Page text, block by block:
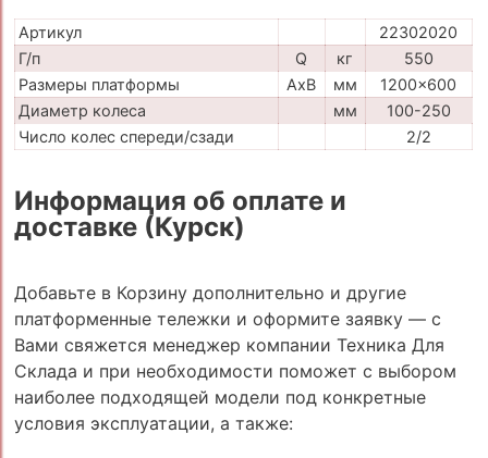
Артикул
22302020
Г/п
Q кг
550
Размеры платформы
AxB мм
1200x600
Диаметр колеса
мм
100-250
Число колес спереди/сзади
2/2
Информация об оплате и
доставке (Курск)
Добавьте в Корзину дополнительно и другие
платформенные тележки и оформите заявку — с
Вами свяжется менеджер компании Техника Для
Склада и при необходимости поможет с выбором
наиболее подходящей модели под конкретные
условия эксплуатации, а также: